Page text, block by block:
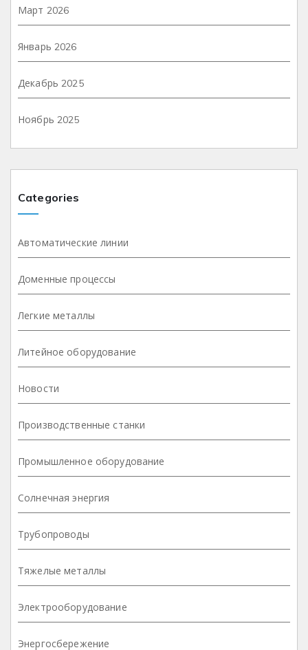
Март 2026
Январь 2026
Декабрь 2025
Ноябрь 2025
Categories
Автоматические линии
Доменные процессы
Легкие металлы
Литейное оборудование
Новости
Производственные станки
Промышленное оборудование
Солнечная энергия
Трубопроводы
Тяжелые металлы
Электрооборудование
Энергосбережение